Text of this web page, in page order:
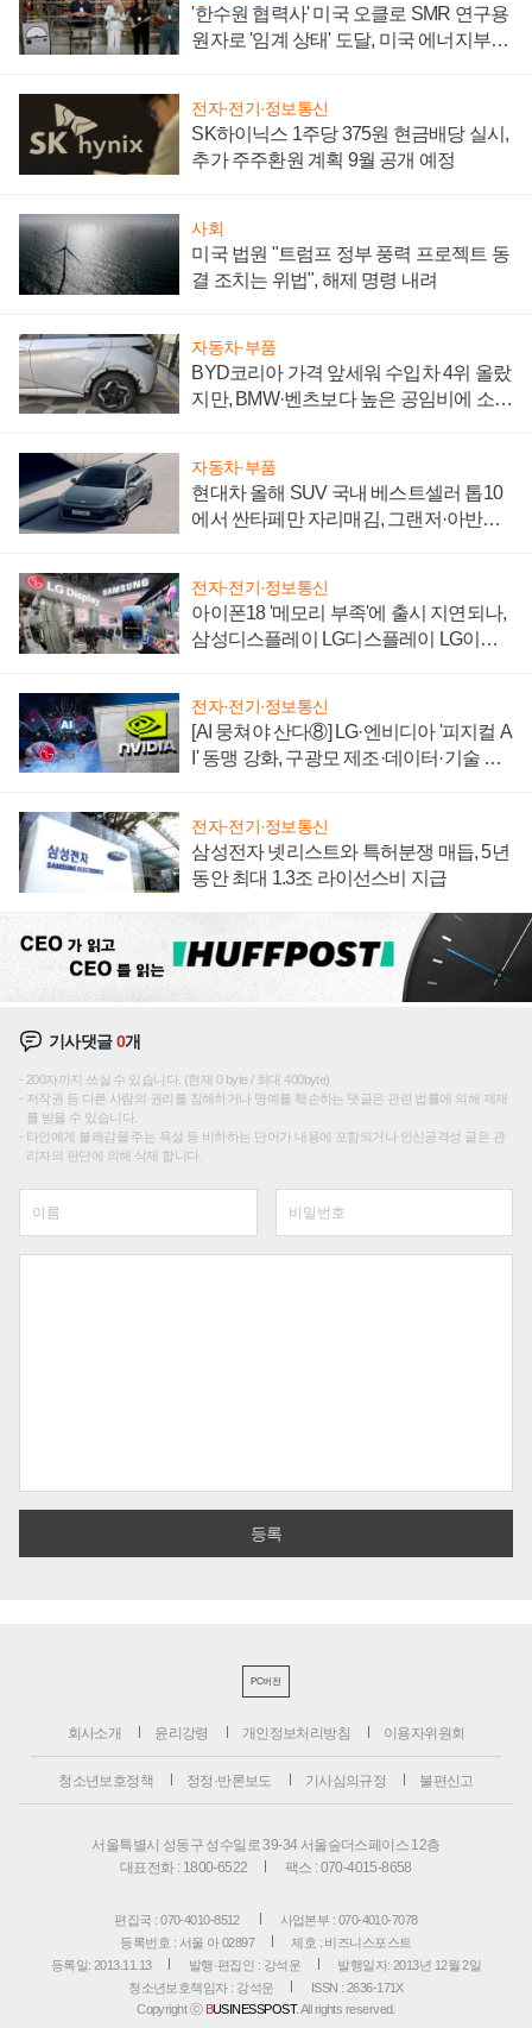
'한수원 협력사' 미국 오클로 SMR 연구용
원자로 '임계 상태' 도달, 미국 에너지부
전자·전기·정보통신
SK하이닉스 1주당 375원 현금배당 실시,
추가 주주환원 계획 9월 공개 예정
사회
미국 법원 "트럼프 정부 풍력 프로젝트 동
결 조치는 위법", 해제 명령 내려
자동차·부품
BYD코리아 가격 앞세워 수입차 4위 올랐
지만, BMW·벤츠보다 높은 공임비에 소비
자동차·부품
현대차 올해 SUV 국내 베스트셀러 톱10
에서 싼타페만 자리매김, 그랜저·아반떼
전자·전기·정보통신
아이폰18 '메모리 부족'에 출시 지연되나,
삼성디스플레이 LG디스플레이 LG이노
전자·전기·정보통신
[AI 뭉쳐야 산다⑧] LG·엔비디아 '피지컬 A
I' 동맹 강화, 구광모 제조·데이터·기술 결
전자·전기·정보통신
삼성전자 넷리스트와 특허분쟁 매듭, 5년
동안 최대 1.3조 라이선스비 지급
기사댓글0개
200자까지 쓰실 수 있습니다. (현재 0 byte / 최대 400byte)
저작권 등 다른 사람의 권리를 침해하거나 명예를 훼손하는 댓글은 관련 법률에 의해 제재
를 받을 수 있습니다.
타인에게 불쾌감을 주는 욕설 등 비하하는 단어가 내용에 포함되거나 인신공격성 글은 관
리자의 판단에 의해 삭제 합니다.
PC버전
회사소개 윤리강령 개인정보처리방침 이용자위원회
청소년보호정책 정정·반론보도 기사심의규정 불편신고
서울특별시 성동구 성수일로 39-34 서울숲더스페이스 12층
대표전화 : 1800-6522
팩스 : 070-4015-8658
편집국 : 070-4010-8512
사업본부 : 070-4010-7078
등록번호 : 서울 아 02897
제호 : 비즈니스포스트
등록일: 2013.11.13
발행·편집인 : 강석운
발행일자: 2013년 12월 2일
청소년보호책임자 : 강석운
ISSN : 2636-171X
Copyright ⓒ BUSINESSPOST. All rights reserved.